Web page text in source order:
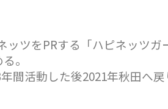
ツをPRする「ハピネッツガ
。
活動した後2021年秋田へ戻